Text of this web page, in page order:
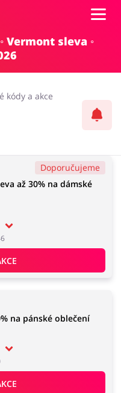
interiér a zahrada
Erotika
foto a elektronika
Vermont sleva ◦
kódy a akce
Doporučujeme
až 30% na dámské
na pánské oblečení